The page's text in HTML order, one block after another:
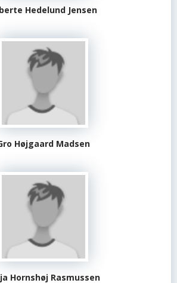
Hedelund Jensen
Højgaard Madsen
Hornshøj Rasmussen